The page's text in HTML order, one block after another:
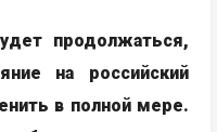
продолжаться,
на российский
в полной мере.